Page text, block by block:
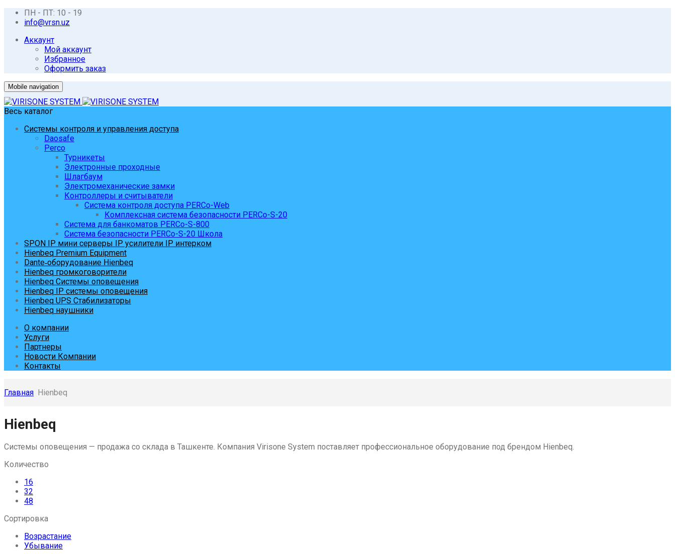
ПН - ПТ: 10 - 19
info@vrsn.uz
Аккаунт
Мой аккаунт
Избранное
Оформить заказ
Mobile navigation
Весь каталог
Системы контроля и управления доступа
Daosafe
Perco
Турникеты
Электронные проходные
Шлагбаум
Электромеханические замки
Контроллеры и считыватели
Система контроля доступа PERCo-Web
Комплексная система безопасности PERCo-S-20
Система для банкоматов PERCo-S-800
Система безопасности PERCo-S-20 Школа
SPON IP мини серверы IP усилители IP интерком
Hienbeq Premium Equipment
Dante‑оборудование Hienbeq
Hienbeq громкоговорители
Hienbeq Системы оповещения
Hienbeq IP системы оповещения
Hienbeq UPS Стабилизаторы
Hienbeq наушники
О компании
Услуги
Партнеры
Новости Компании
Контакты
Главная Hienbeq
Skip
toHienbeq
Системы оповещения — продажа со склада в Ташкенте. Компания Virisone System поставляет профессиональное оборудование под брендом Hienbeq.
Количество
16
32
48
Сортировка
Возрастание
Убывание